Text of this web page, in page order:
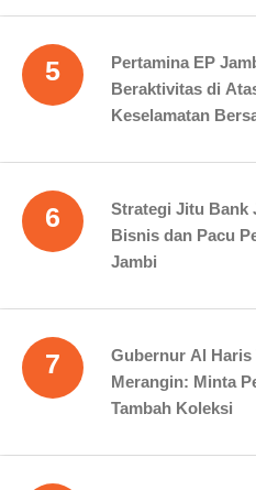
5
Pertamina EP
Beraktivitas di
Keselamatan
6
Strategi Jitu Bank
Bisnis dan Pacu
Jambi
7
Gubernur Al Haris
Merangin: Minta
Tambah Koleksi